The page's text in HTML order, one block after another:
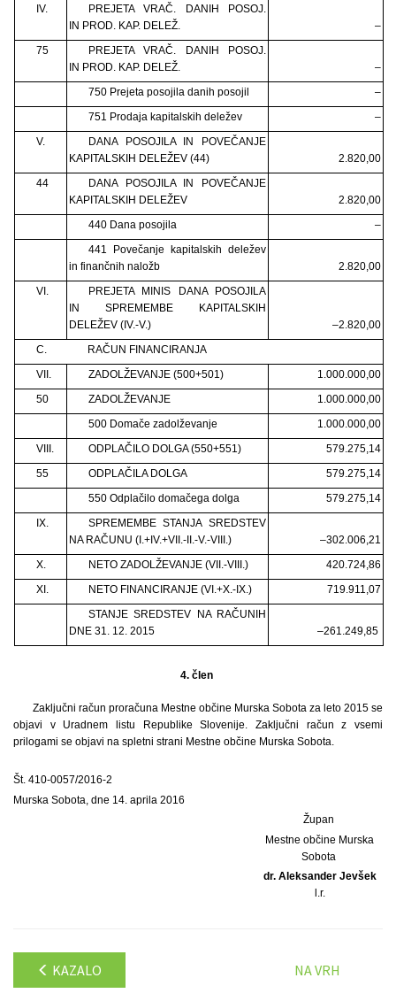
IV.
PREJETA VRAČ. DANIH POSOJ.
IN PROD. KAP. DELEŽ.
–
75
PREJETA VRAČ. DANIH POSOJ.
IN PROD. KAP. DELEŽ.
–
750 Prejeta posojila danih posojil
–
751 Prodaja kapitalskih deležev
–
V.
DANA POSOJILA IN POVEČANJE
KAPITALSKIH DELEŽEV (44)
2.820,00
44
DANA POSOJILA IN POVEČANJE
KAPITALSKIH DELEŽEV
2.820,00
440 Dana posojila
–
441 Povečanje kapitalskih deležev
in finančnih naložb
2.820,00
VI.
PREJETA MINIS DANA POSOJILA
IN SPREMEMBE KAPITALSKIH
DELEŽEV (IV.-V.)
–2.820,00
C.
RAČUN FINANCIRANJA
VII.
ZADOLŽEVANJE (500+501)
1.000.000,00
50
ZADOLŽEVANJE
1.000.000,00
500 Domače zadolževanje
1.000.000,00
VIII.
ODPLAČILO DOLGA (550+551)
579.275,14
55
ODPLAČILA DOLGA
579.275,14
550 Odplačilo domačega dolga
579.275,14
IX.
SPREMEMBE STANJA SREDSTEV
NA RAČUNU (I.+IV.+VII.-II.-V.-VIII.)
–302.006,21
X.
NETO ZADOLŽEVANJE (VII.-VIII.)
420.724,86
XI.
NETO FINANCIRANJE (VI.+X.-IX.)
719.911,07
STANJE SREDSTEV NA RAČUNIH
DNE 31. 12. 2015
–261.249,85
4. člen
Zaključni račun proračuna Mestne občine Murska Sobota za leto 2015 se
objavi v Uradnem listu Republike Slovenije. Zaključni račun z vsemi
prilogami se objavi na spletni strani Mestne občine Murska Sobota.
Št. 410-0057/2016-2
Murska Sobota, dne 14. aprila 2016
Župan
Mestne občine Murska
Sobota
dr. Aleksander Jevšek
l.r.
KAZALO NA VRH